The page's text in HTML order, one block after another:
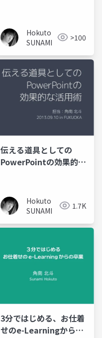
Hokuto
SUNAMI
>100
伝える道具としての
PowerPointの効果的な
Hokuto
SUNAMI
1.7K
3分ではじめる、お仕着
せのe-Learningからの